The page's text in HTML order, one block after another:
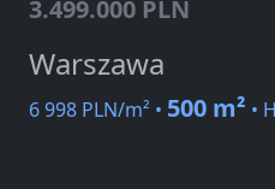
3.499.000 PLN
Warszawa
6 998 PLN/m² • 500 m² •